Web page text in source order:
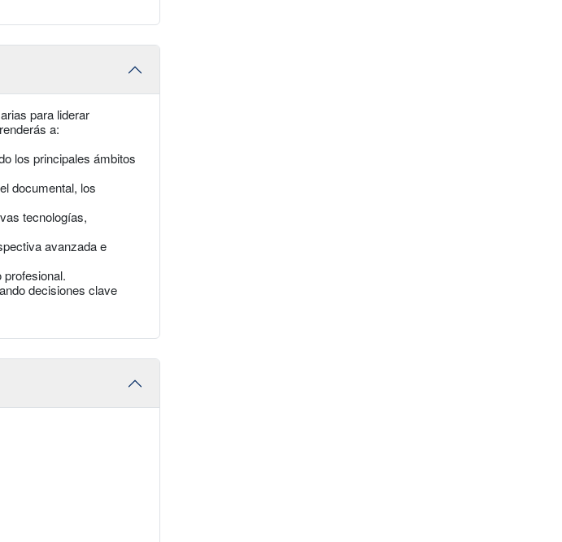
para liderar
a:
los principales ámbitos
documental, los
tecnologías,
avanzada e
decisiones clave